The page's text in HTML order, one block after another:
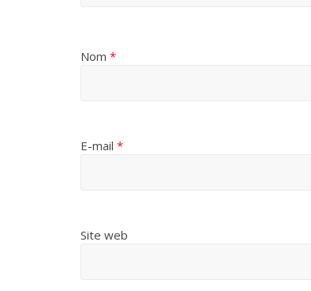
Nom *
E-mail *
Site web